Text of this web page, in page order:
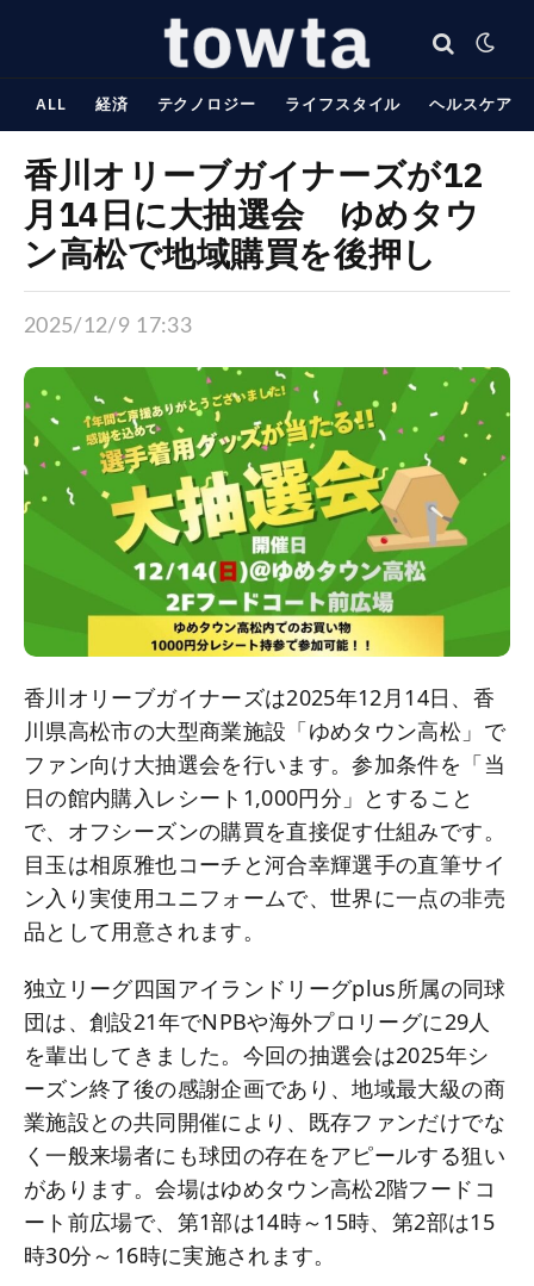
ALL 経済 テクノロジー ライフスタイル ヘルスケア
香川オリーブガイナーズが12
月14日に大抽選会 ゆめタウ
ン高松で地域購買を後押し
2025/12/9 17:33
香川オリーブガイナーズは2025年12月14日、香
川県高松市の大型商業施設「ゆめタウン高松」で
ファン向け大抽選会を行います。参加条件を「当
日の館内購入レシート1,000円分」とすること
で、オフシーズンの購買を直接促す仕組みです。
目玉は相原雅也コーチと河合幸輝選手の直筆サイ
ン入り実使用ユニフォームで、世界に一点の非売
品として用意されます。
独立リーグ四国アイランドリーグplus所属の同球
団は、創設21年でNPBや海外プロリーグに29人
を輩出してきました。今回の抽選会は2025年シ
ーズン終了後の感謝企画であり、地域最大級の商
業施設との共同開催により、既存ファンだけでな
く一般来場者にも球団の存在をアピールする狙い
があります。会場はゆめタウン高松2階フードコ
ート前広場で、第1部は14時～15時、第2部は15
時30分～16時に実施されます。